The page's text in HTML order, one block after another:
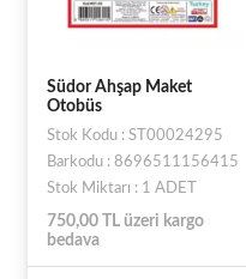
Südor Ahşap Maket
Otobüs
Stok Kodu : ST00024295
Barkodu : 8696511156415
Stok Miktarı : 1 ADET
750,00 TL üzeri kargo
bedava